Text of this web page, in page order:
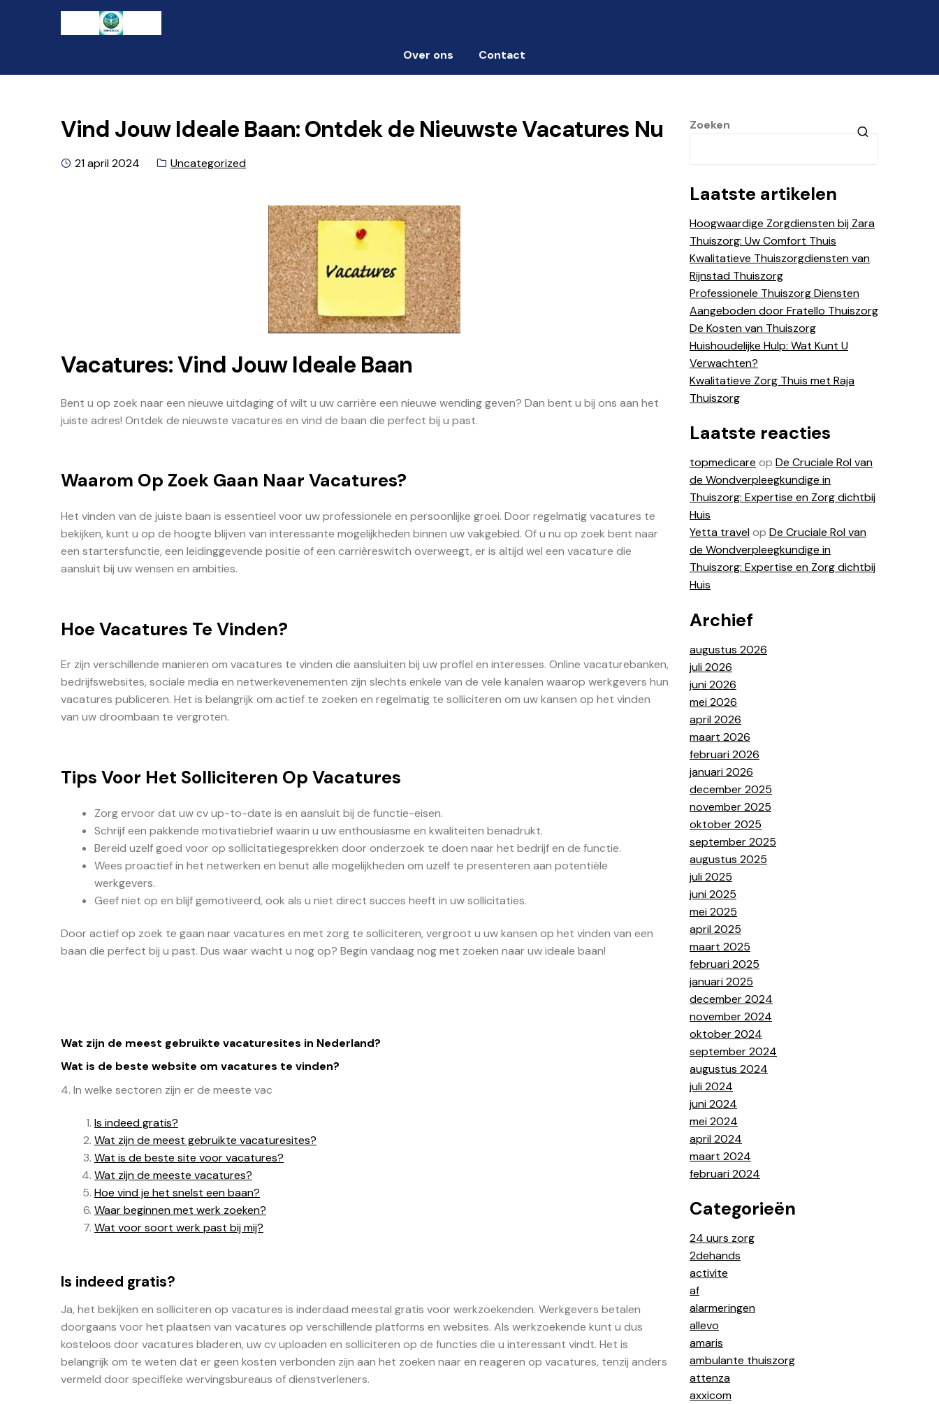
Over ons Contact
Vind Jouw Ideale Baan: Ontdek de Nieuwste Vacatures Nu
Geplaatst
21 april 2024 Categorie:
Uncategorized
Vacatures: Vind Jouw Ideale Baan
Bent u op zoek naar een nieuwe uitdaging of wilt u uw carrière een nieuwe wending geven? Dan bent u bij ons aan het
juiste adres! Ontdek de nieuwste vacatures en vind de baan die perfect bij u past.
Waarom Op Zoek Gaan Naar Vacatures?
Het vinden van de juiste baan is essentieel voor uw professionele en persoonlijke groei. Door regelmatig vacatures te
bekijken, kunt u op de hoogte blijven van interessante mogelijkheden binnen uw vakgebied. Of u nu op zoek bent naar
een startersfunctie, een leidinggevende positie of een carrièreswitch overweegt, er is altijd wel een vacature die
aansluit bij uw wensen en ambities.
Hoe Vacatures Te Vinden?
Er zijn verschillende manieren om vacatures te vinden die aansluiten bij uw profiel en interesses. Online vacaturebanken,
bedrijfswebsites, sociale media en netwerkevenementen zijn slechts enkele van de vele kanalen waarop werkgevers hun
vacatures publiceren. Het is belangrijk om actief te zoeken en regelmatig te solliciteren om uw kansen op het vinden
van uw droombaan te vergroten.
Tips Voor Het Solliciteren Op Vacatures
Zorg ervoor dat uw cv up-to-date is en aansluit bij de functie-eisen.
Schrijf een pakkende motivatiebrief waarin u uw enthousiasme en kwaliteiten benadrukt.
Bereid uzelf goed voor op sollicitatiegesprekken door onderzoek te doen naar het bedrijf en de functie.
Wees proactief in het netwerken en benut alle mogelijkheden om uzelf te presenteren aan potentiële
werkgevers.
Geef niet op en blijf gemotiveerd, ook als u niet direct succes heeft in uw sollicitaties.
Door actief op zoek te gaan naar vacatures en met zorg te solliciteren, vergroot u uw kansen op het vinden van een
baan die perfect bij u past. Dus waar wacht u nog op? Begin vandaag nog met zoeken naar uw ideale baan!
Wat zijn de meest gebruikte vacaturesites in Nederland?
Wat is de beste website om vacatures te vinden?
4. In welke sectoren zijn er de meeste vac
Is indeed gratis?
Wat zijn de meest gebruikte vacaturesites?
Wat is de beste site voor vacatures?
Wat zijn de meeste vacatures?
Hoe vind je het snelst een baan?
Waar beginnen met werk zoeken?
Wat voor soort werk past bij mij?
Is indeed gratis?
Ja, het bekijken en solliciteren op vacatures is inderdaad meestal gratis voor werkzoekenden. Werkgevers betalen
doorgaans voor het plaatsen van vacatures op verschillende platforms en websites. Als werkzoekende kunt u dus
kosteloos door vacatures bladeren, uw cv uploaden en solliciteren op de functies die u interessant vindt. Het is
belangrijk om te weten dat er geen kosten verbonden zijn aan het zoeken naar en reageren op vacatures, tenzij anders
vermeld door specifieke wervingsbureaus of dienstverleners.
Zoeken
Laatste artikelen
Hoogwaardige Zorgdiensten bij Zara
Thuiszorg: Uw Comfort Thuis
Kwalitatieve Thuiszorgdiensten van
Rijnstad Thuiszorg
Professionele Thuiszorg Diensten
Aangeboden door Fratello Thuiszorg
De Kosten van Thuiszorg
Huishoudelijke Hulp: Wat Kunt U
Verwachten?
Kwalitatieve Zorg Thuis met Raja
Thuiszorg
Laatste reacties
topmedicare op De Cruciale Rol van
de Wondverpleegkundige in
Thuiszorg: Expertise en Zorg dichtbij
Huis
Yetta travelop De Cruciale Rol van
de Wondverpleegkundige in
Thuiszorg: Expertise en Zorg dichtbij
Huis
Archief
augustus 2026
juli 2026
juni 2026
mei 2026
april 2026
maart 2026
februari 2026
januari 2026
december 2025
november 2025
oktober 2025
september 2025
augustus 2025
juli 2025
juni 2025
mei 2025
april 2025
maart 2025
februari 2025
januari 2025
december 2024
november 2024
oktober 2024
september 2024
augustus 2024
juli 2024
juni 2024
mei 2024
april 2024
maart 2024
februari 2024
Categorieën
24 uurs zorg
2dehands
activite
af
alarmeringen
allevo
amaris
ambulante thuiszorg
attenza
axxicom